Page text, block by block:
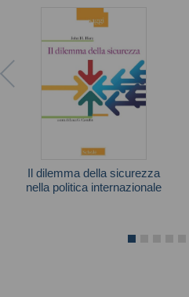
Il dilemma della sicurezza
nella politica internazionale